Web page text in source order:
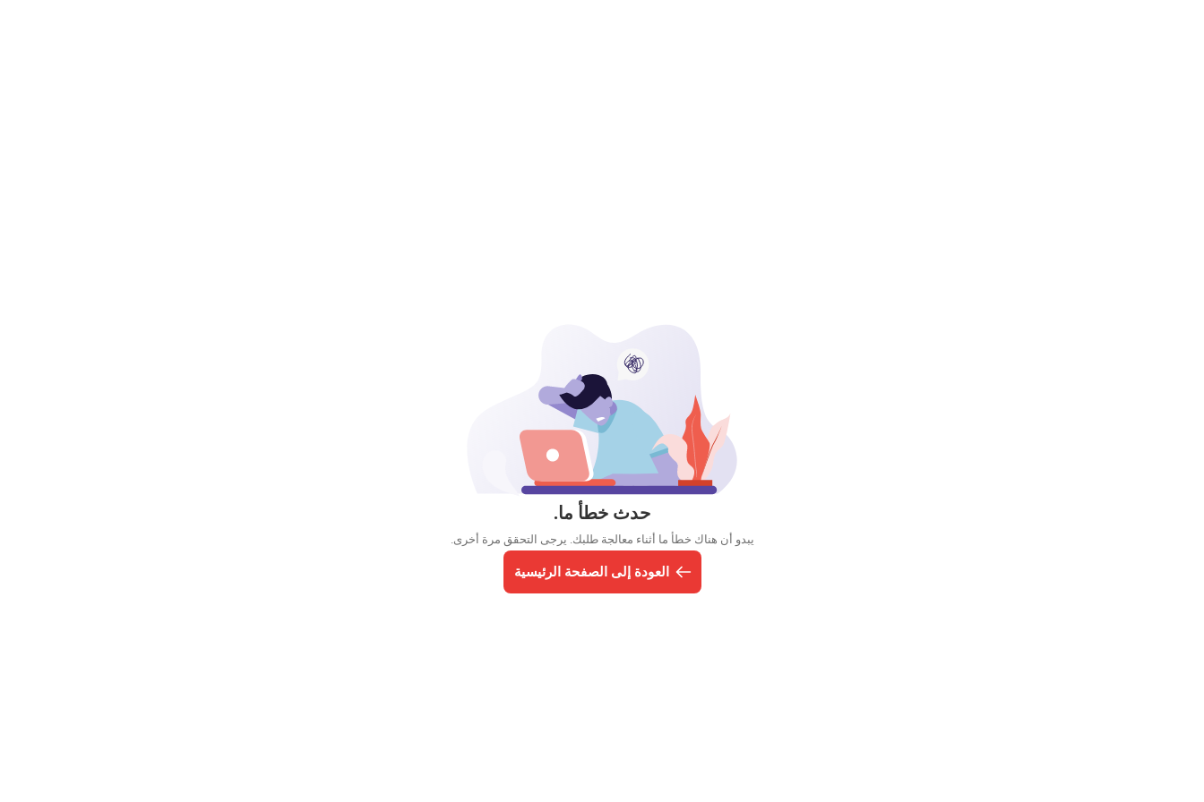
حدث خطأ ما.
يبدو أن هناك خطأ ما أثناء معالجة طلبك. يرجى التحقق مرة أخرى.
العودة إلى الصفحة الرئيسية